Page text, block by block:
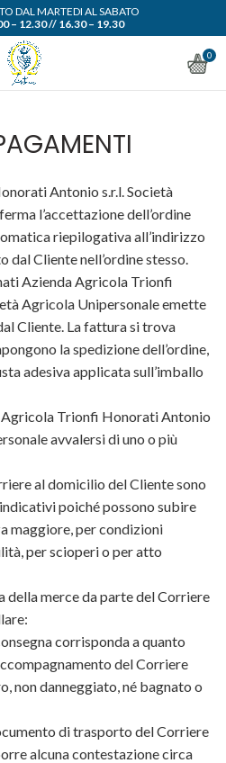
DAL MARTEDI AL SABATO
– 12.30 // 16.30 – 19.30
0
Antonio s.r.l. Società
l’accettazione dell’ordine
riepilogativa all’indirizzo
Cliente nell’ordine stesso.
Azienda Agricola Trionfi
Agricola Unipersonale emette
Cliente. La fattura si trova
la spedizione dell’ordine,
adesiva applicata sull’imballo
Agricola Trionfi Honorati Antonio
avvalersi di uno o più
al domicilio del Cliente sono
poiché possono subire
maggiore, per condizioni
per scioperi o per atto
della merce da parte del Corriere
corrisponda a quanto
del Corriere
non danneggiato, né bagnato o
di trasporto del Corriere
alcuna contestazione circa